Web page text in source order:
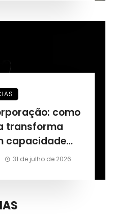
como
transforma
capacidade
Márcio
31 de julho de 2026